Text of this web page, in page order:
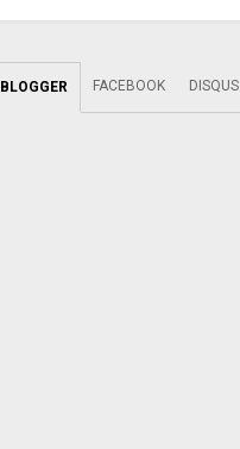
BLOGGER FACEBOOK DISQUS